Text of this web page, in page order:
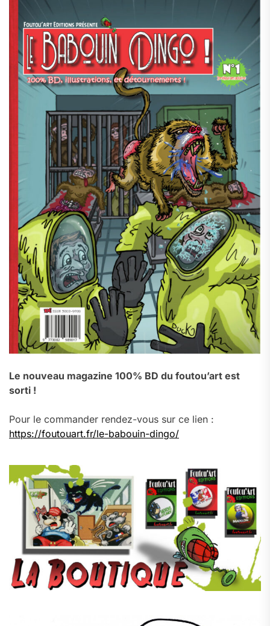
Le nouveau magazine 100% BD du foutou’art est
sorti !
Pour le commander rendez-vous sur ce lien :
https://foutouart.fr/le-babouin-dingo/